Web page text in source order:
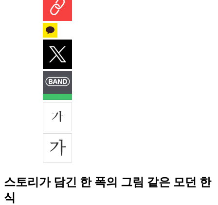
스토리가 담긴 한 폭의 그림 같은 모던 한
식